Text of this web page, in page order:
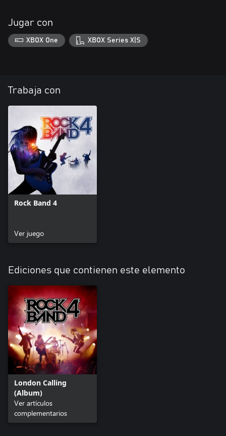
Jugar con
XBOX One XBOX Series X|S
Trabaja con
Rock Band 4
Ver juego
Ediciones que contienen este elemento
London Calling
(Album)
Ver artículos
complementarios